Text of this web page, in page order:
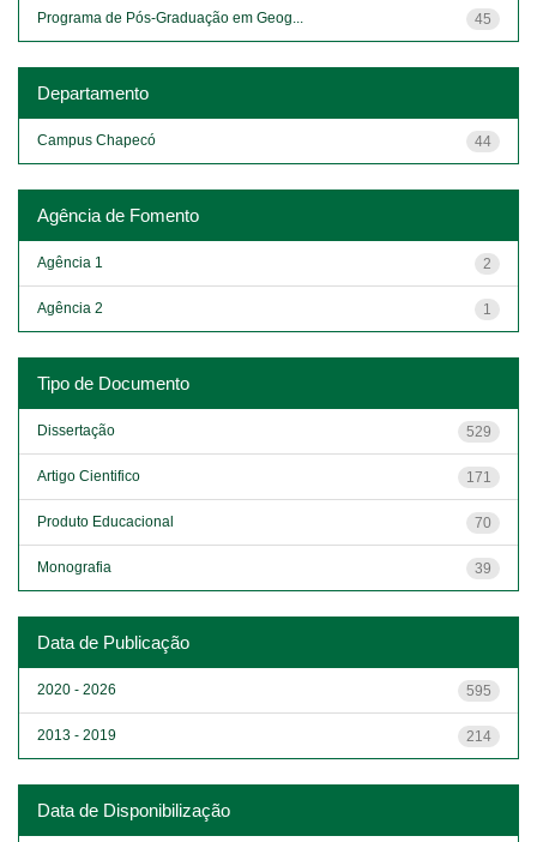
45
Programa de Pós-Graduação em Geog...
Departamento
44
Campus Chapecó
Agência de Fomento
2
Agência 1
1
Agência 2
Tipo de Documento
529
Dissertação
171
Artigo Cientifico
70
Produto Educacional
39
Monografia
Data de Publicação
595
2020 - 2026
214
2013 - 2019
Data de Disponibilização